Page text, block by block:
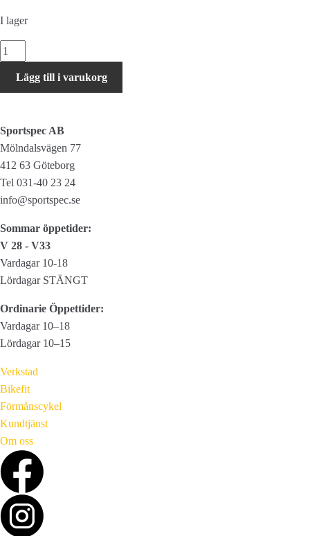
I lager
Shimano
GR-
Lägg till i varukorg
Sportspec AB
Mölndalsvägen 77
412 63 Göteborg
Tel 031-40 23 24
info@sportspec.se
Sommar öppetider:
V 28 - V33
Vardagar 10-18
Lördagar STÄNGT
Ordinarie Öppettider:
Vardagar 10–18
Lördagar 10–15
Verkstad
Bikefit
Förmånscykel
Kundtjänst
Om oss